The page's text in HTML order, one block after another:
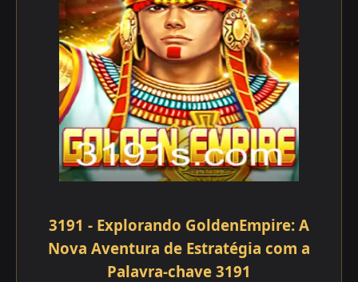
3191 - Explorando GoldenEmpire: A
Nova Aventura de Estratégia com a
Palavra-chave 3191